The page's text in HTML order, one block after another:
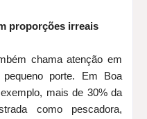
proporções irreais
chama atenção em
porte. Em Boa
mais de 30% da
como pescadora,